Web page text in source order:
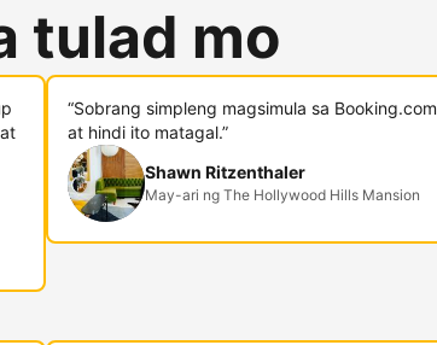
tulad mo
“Sobrang simpleng magsimula sa Booking.com
at hindi ito matagal.”
Shawn Ritzenthaler
May-ari ng The Hollywood Hills Mansion